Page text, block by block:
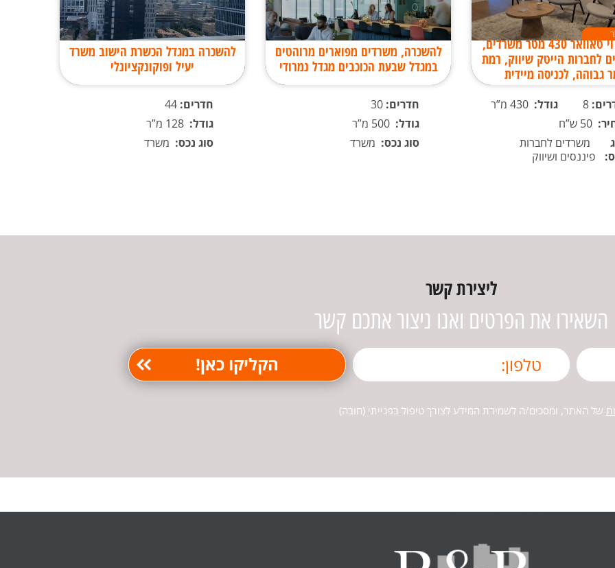
במגדל וי טאוואר 430 מטר משרדים,
לחברות הייטק שיווק, רמת
גבוהה, לכניסה מיידית
גודל:
משרדים לחברות
פיננסים ושיווק
להשכרה, משרדים מפוארים מרוהטים
במגדל שבעת הכוכבים מגדל נמרודי
חדרים:
גודל:
סוג נכס: משרד
להשכרה במגדל הכשרת הישוב משרד
יעיל ופוקונקציונלי
חדרים:
גודל:
סוג נכס: משרד
ליצירת קשר
השאירו את הפרטים ואנו ניצור אתכם קשר
של האתר, ומסכים/ה לשמירת המידע לצורך טיפול בפנייתי (חובה)